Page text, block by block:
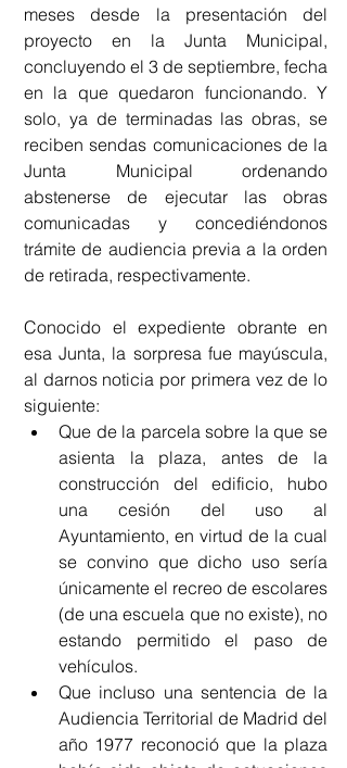
meses desde la presentación del
proyecto en la Junta Municipal,
concluyendo el 3 de septiembre, fecha
en la que quedaron funcionando. Y
solo, ya de terminadas las obras, se
reciben sendas comunicaciones de la
Junta Municipal ordenando
abstenerse de ejecutar las obras
comunicadas y concediéndonos
trámite de audiencia previa a la orden
de retirada, respectivamente.
Conocido el expediente obrante en
esa Junta, la sorpresa fue mayúscula,
al darnos noticia por primera vez de lo
siguiente:
Que de la parcela sobre la que se
asienta la plaza, antes de la
construcción del edificio, hubo
una cesión del uso al
Ayuntamiento, en virtud de la cual
se convino que dicho uso sería
únicamente el recreo de escolares
(de una escuela que no existe), no
estando permitido el paso de
vehículos.
Que incluso una sentencia de la
Audiencia Territorial de Madrid del
año 1977 reconoció que la plaza